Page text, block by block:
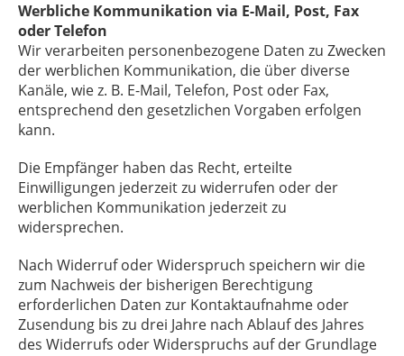
Werbliche Kommunikation via E-Mail, Post, Fax
oder Telefon
Wir verarbeiten personenbezogene Daten zu Zwecken
der werblichen Kommunikation, die über diverse
Kanäle, wie z. B. E-Mail, Telefon, Post oder Fax,
entsprechend den gesetzlichen Vorgaben erfolgen
kann.
Die Empfänger haben das Recht, erteilte
Einwilligungen jederzeit zu widerrufen oder der
werblichen Kommunikation jederzeit zu
widersprechen.
Nach Widerruf oder Widerspruch speichern wir die
zum Nachweis der bisherigen Berechtigung
erforderlichen Daten zur Kontaktaufnahme oder
Zusendung bis zu drei Jahre nach Ablauf des Jahres
des Widerrufs oder Widerspruchs auf der Grundlage